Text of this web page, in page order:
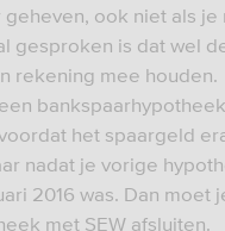
ook niet als je
gesproken is dat wel
rekening mee houden.
het spaargeld
nadat je vorige
2016 was. Dan moet
met SEW afsluiten.